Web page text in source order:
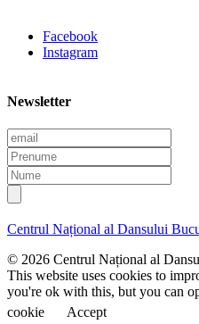
Facebook
Instagram
Newsletter
E
m
a
i
l
P
r
e
n
m
N
u
m
e
Centrul Național al Dansului
© 2026 Centrul Național al
This website uses cookies to
you're ok with this, but you can
cookie
Accept